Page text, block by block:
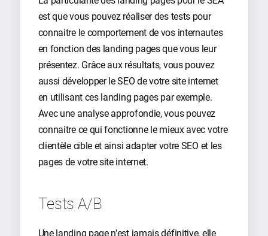
est que vous pouvez réaliser des tests pour
connaitre le comportement de vos internautes
en fonction des landing pages que vous leur
présentez. Grâce aux résultats, vous pouvez
aussi développer le SEO de votre site internet
en utilisant ces landing pages par exemple.
Avec une analyse approfondie, vous pouvez
connaitre ce qui fonctionne le mieux avec votre
clientèle cible et ainsi adapter votre SEO et les
pages de votre site internet.
Tests A/B
Une landing page n'est jamais définitive, elle